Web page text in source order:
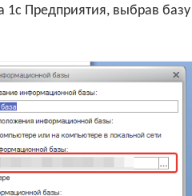
Предприятия, выбрав